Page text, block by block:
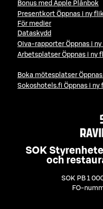
Bonus med Apple Plånbok
Presentkort Öppnas i ny
För medier
Dataskydd
Oiva-rapporter Öppnas i
Arbetsplatser Öppnas i ny
Boka mötesplatser
Sokoshotels.fi Öppnas i ny
SOK
och
SOK PB 1
FO-